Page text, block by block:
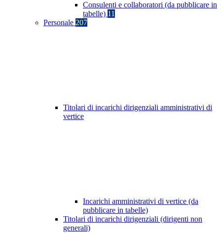
Consulenti e collaboratori (da pubblicare in
tabelle) 11
Personale 207
Titolari di incarichi dirigenziali amministrativi di
vertice
Incarichi amministrativi di vertice (da
pubblicare in tabelle)
Titolari di incarichi dirigenziali (dirigenti non
generali)